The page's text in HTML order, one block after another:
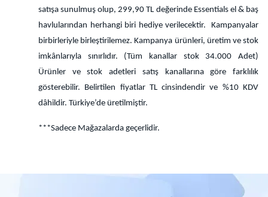
satışa sunulmuş olup, 299,90 TL değerinde Essentials el & baş
havlularından herhangi biri hediye verilecektir. Kampanyalar
birbirleriyle birleştirilemez. Kampanya ürünleri, üretim ve stok
imkânlarıyla sınırlıdır. (Tüm kanallar stok 34.000 Adet)
Ürünler ve stok adetleri satış kanallarına göre farklılık
gösterebilir. Belirtilen fiyatlar TL cinsindendir ve %10 KDV
dâhildir. Türkiye’de üretilmiştir.
***Sadece Mağazalarda geçerlidir.